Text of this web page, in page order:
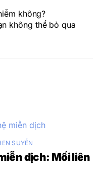
không?
không thể bỏ qua
SUYỄN
dịch: Mối liên